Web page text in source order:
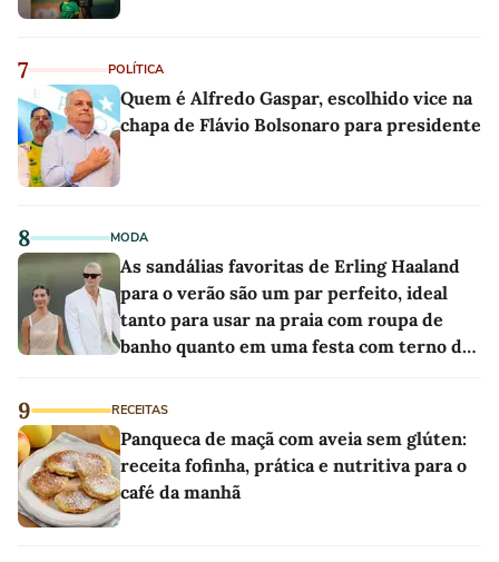
7 POLÍTICA
Quem é Alfredo Gaspar, escolhido vice na
chapa de Flávio Bolsonaro para presidente
8 MODA
As sandálias favoritas de Erling Haaland
para o verão são um par perfeito, ideal
tanto para usar na praia com roupa de
banho quanto em uma festa com terno de
9 RECEITAS
Panqueca de maçã com aveia sem glúten:
receita fofinha, prática e nutritiva para o
café da manhã